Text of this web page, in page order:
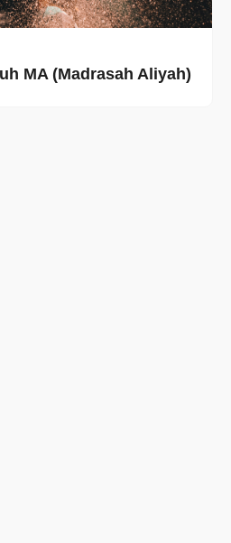
MA (Madrasah Aliyah)